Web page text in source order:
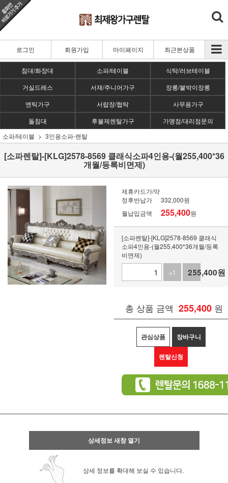
로그인 회원가입 마이페이지 최근본상품
침대/화장대 소파/테이블
식탁/러브테이블
거실드레스
서재/주니어가구
장롱/붙박이장롱
엔틱가구
서랍장/협탁
사무용가구
돌침대
후불제렌탈가구
가맹점/대리점문의
소파/테이블
3인용소파-렌탈
[소파렌탈]-[KLG]2578-8569 클래식소파4인용-(월255,400*36
개월/등록비면제)
제휴카드가/약
정후반납가
332,000원
월납입금액
255,400원
[소파렌탈]-[KLG]2578-8569 클래식
소파4인용-(월255,400*36개월/등록
비면제)
+1
-1
255,400원
총 상품 금액 255,400 원
관심상품 장바구니
렌탈신청
상세정보 새창 열기
상세 정보를 확대해 보실 수 있습니다.